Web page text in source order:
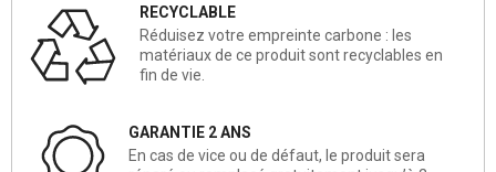
RECYCLABLE
Réduisez votre empreinte carbone : les
matériaux de ce produit sont recyclables en
fin de vie.
GARANTIE 2 ANS
En cas de vice ou de défaut, le produit sera